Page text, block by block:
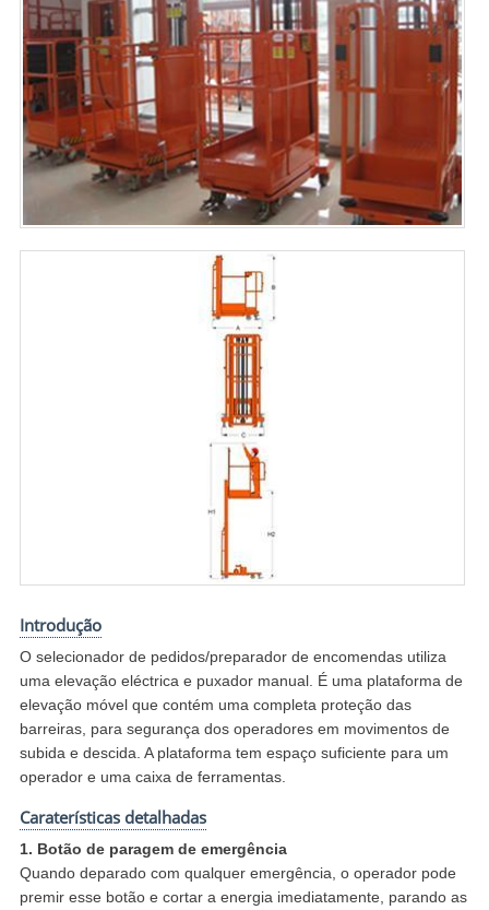
Introdução
O selecionador de pedidos/preparador de encomendas utiliza
uma elevação eléctrica e puxador manual. É uma plataforma de
elevação móvel que contém uma completa proteção das
barreiras, para segurança dos operadores em movimentos de
subida e descida. A plataforma tem espaço suficiente para um
operador e uma caixa de ferramentas.
Caraterísticas detalhadas
1. Botão de paragem de emergência
Quando deparado com qualquer emergência, o operador pode
premir esse botão e cortar a energia imediatamente, parando as